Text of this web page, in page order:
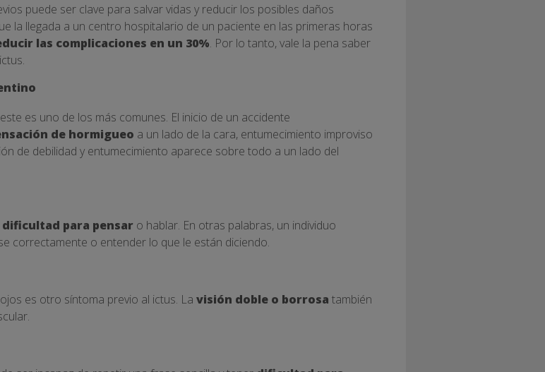
puede ser clave para salvar vidas y reducir los posibles daños
la llegada a un centro hospitalario de un paciente en las primeras horas
las complicaciones en un 30%. Por lo tanto, vale la pena saber
es uno de los más comunes. El inicio de un accidente
de hormigueo a un lado de la cara, entumecimiento improviso
de debilidad y entumecimiento aparece sobre todo a un lado del
dificultad para pensar o hablar. En otras palabras, un individuo
correctamente o entender lo que le están diciendo.
es otro síntoma previo al ictus. La visión doble o borrosa también